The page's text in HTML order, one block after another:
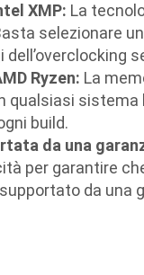
XMP: La
selezionare
Ryzen: La
sistema
build.
da una
per garantire
supportato da